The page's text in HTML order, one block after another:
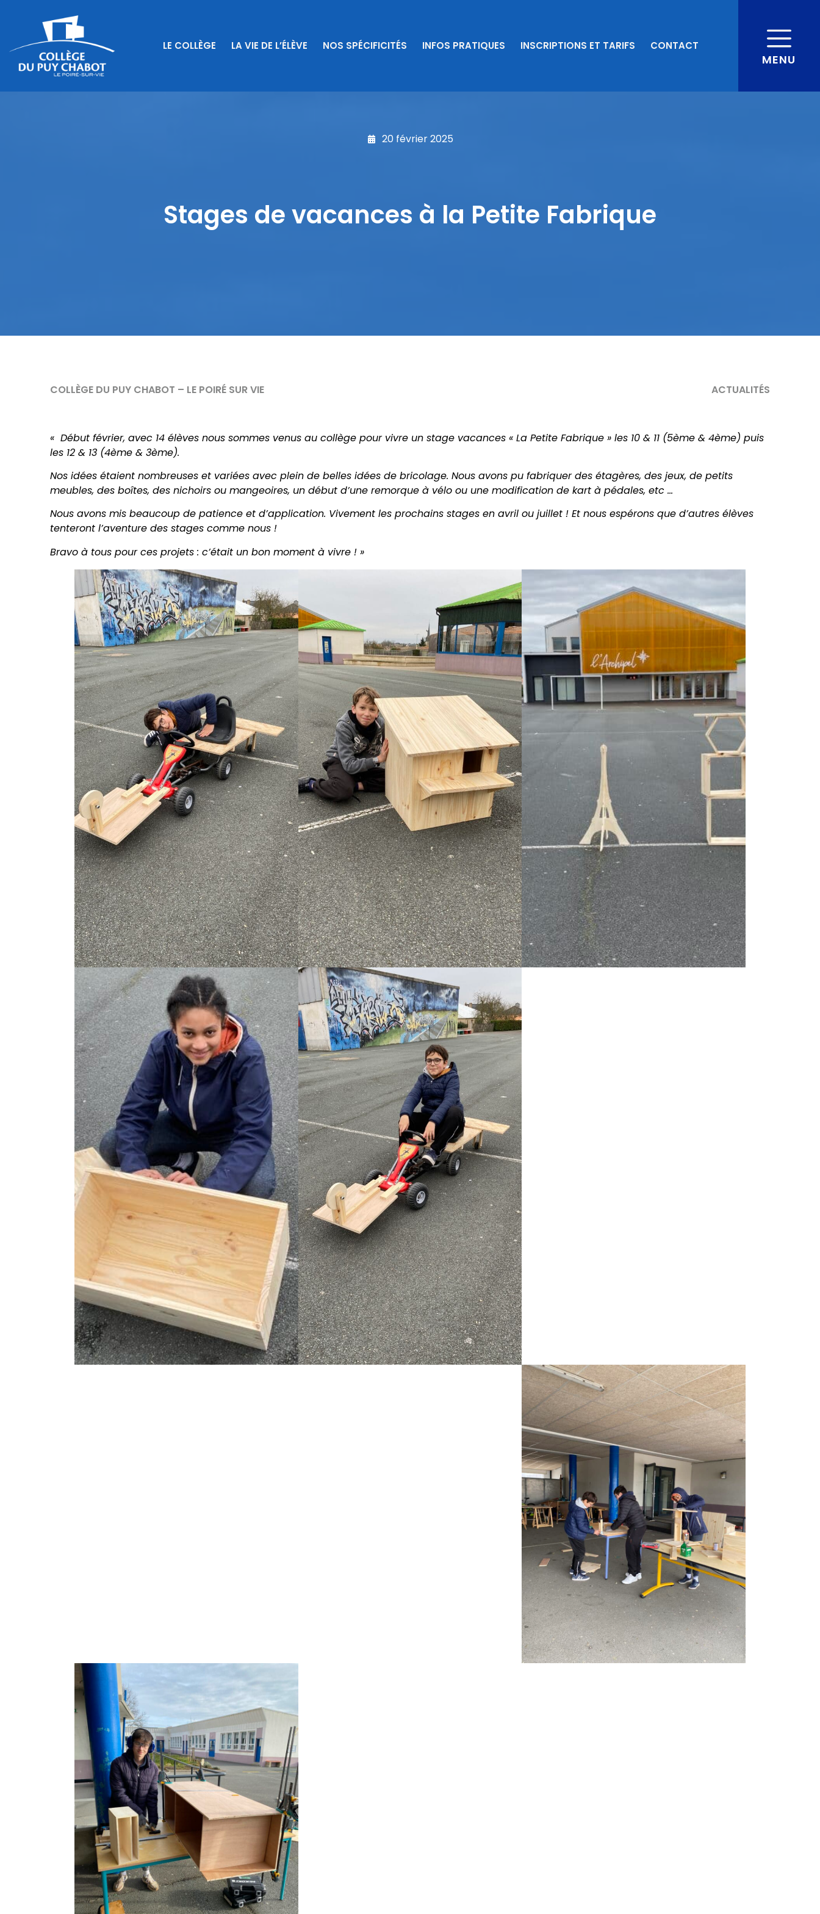
LE COLLÈGE LA VIE DE L’ÉLÈVE NOS SPÉCIFICITÉS INFOS PRATIQUES INSCRIPTIONS ET TARIFS CONTACT
MENU
20 février 2025
Stages de vacances à la Petite Fabrique
COLLÈGE DU PUY CHABOT – LE POIRÉ SUR VIE ACTUALITÉS
« Début février, avec 14 élèves nous sommes venus au collège pour vivre un stage vacances « La Petite Fabrique » les 10 & 11 (5ème & 4ème) puis
les 12 & 13 (4ème & 3ème).
Nos idées étaient nombreuses et variées avec plein de belles idées de bricolage. Nous avons pu fabriquer des étagères, des jeux, de petits
meubles, des boîtes, des nichoirs ou mangeoires, un début d’une remorque à vélo ou une modification de kart à pédales, etc …
Nous avons mis beaucoup de patience et d’application. Vivement les prochains stages en avril ou juillet ! Et nous espérons que d’autres élèves
tenteront l’aventure des stages comme nous !
Bravo à tous pour ces projets : c’était un bon moment à vivre ! »